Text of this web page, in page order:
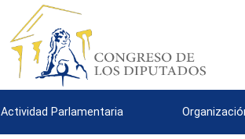
Actividad Parlamentaria